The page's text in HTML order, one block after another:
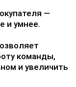
—
и умнее.
команды,
и увеличить